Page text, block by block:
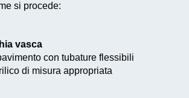
si procede:
vasca
con tubature flessibili
di misura appropriata